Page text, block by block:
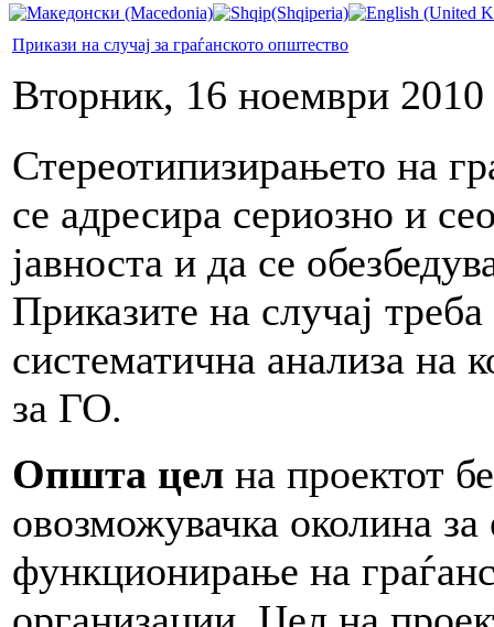
Прикази на случај за граѓанското општество
Вторник, 16 ноември
Стереотипизирањето на
се адресира сериозно и
јавноста и да се
Приказите на случај
систематична анализа на
за ГО.
Општа цел на проектот
овозможувачка околина
функционирање на